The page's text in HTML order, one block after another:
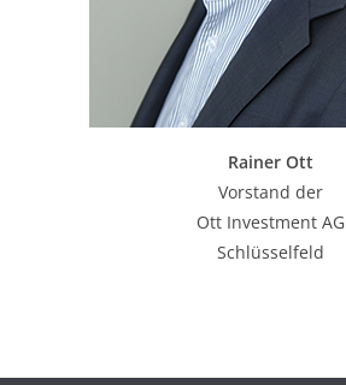
Rainer Ott
Vorstand der
Ott Investment AG
Schlüsselfeld